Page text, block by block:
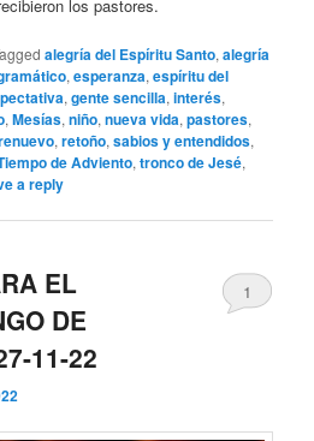
los pastores.
alegría del Espíritu Santo,alegría
,esperanza,espíritu del
,gente sencilla,interés,
,Mesías,niño,nueva vida,pastores,
,retoño,sabios y entendidos,
de Adviento,tronco de Jesé,
a reply
EL
DE
11-22
1